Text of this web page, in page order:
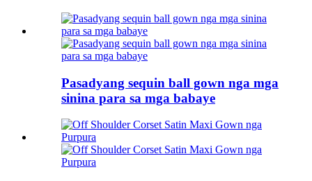
Pasadyang sequin ball gown nga mga
sinina para sa mga babaye